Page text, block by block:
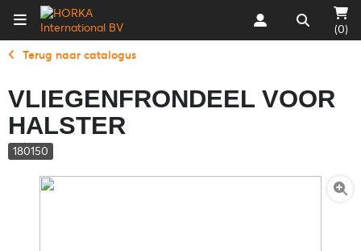
(0)
Terug naar catalogus
VLIEGENFRONDEEL VOOR
HALSTER
180150